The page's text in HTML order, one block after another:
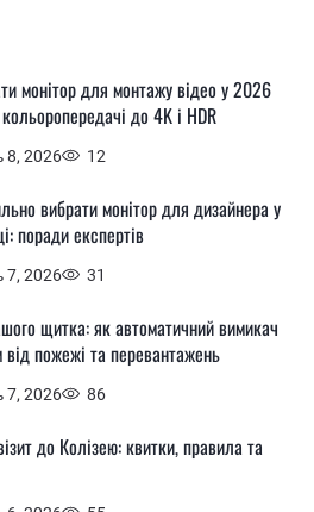
8, 2026 12
монітор для монтажу відео у 2026
до 4K і HDR
7, 2026 31
вибрати монітор для дизайнера у
поради експертів
7, 2026 86
щитка: як автоматичний вимикач
від пожежі та перевантажень
до Колізею: квитки, правила та